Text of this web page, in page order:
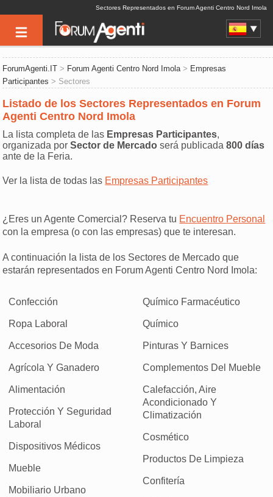
Sectores Representados en Forum Agenti Centro Nord Imola
ForumAgenti.IT > Forum Agenti Centro Nord Imola> Empresas
Participantes > Sectores
Listado de los Sectores Representados en Forum
Agenti Centro Nord Imola
La lista completa de las Empresas Participantes,
organizada porSector de Mercadoserá publicada800 días
ante de la Feria.
Ver la lista de todas las Empresas Participantes
¿Eres un Agente Comercial? Reserva tu Encuentro Personal
con la empresa (o con las empresas) que te interesan.
A continuación la lista de los Sectores de Mercado que
estarán representados en Forum Agenti Centro Nord Imola:
Confección
Ropa Laboral
Accesorios De Moda
Agrícola Y Ganadero
Alimentación
Protección Y Seguridad
Laboral
Dispositivos Médicos
Mueble
Mobiliario Urbano
Químico Farmacéutico
Químico
Pinturas Y Barnices
Complementos Del Mueble
Calefacción, Aire
Acondicionado Y
Climatización
Cosmético
Productos De Limpieza
Confitería